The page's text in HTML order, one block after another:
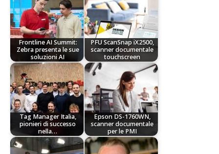
Frontline AI Summit:
Zebra presenta le sue
soluzioni AI
PFU ScanSnap iX2500,
scanner documentale
touchscreen
Tag Manager Italia,
pionieri di successo
nella…
Epson DS-1760WN,
scanner documentale
per le PMI